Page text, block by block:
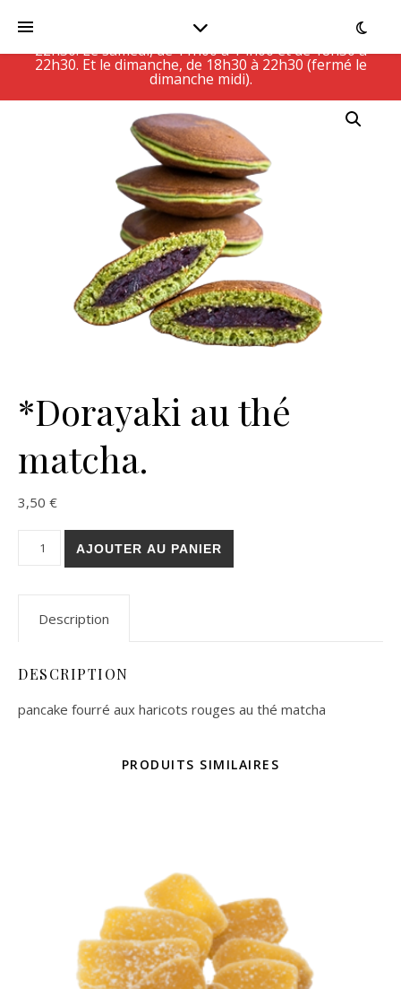
*Dorayaki au thé
matcha.
3,50 €
quantité de *Dorayaki au thé matcha.
AJOUTER AU PANIER
Description
DESCRIPTION
pancake fourré aux haricots rouges au thé matcha
PRODUITS SIMILAIRES
Le Restaurant est actuellement fermé, ouvert Du
lundi au vendredi, de 11h00 à 14h30 et de 18h30 à
22h30. Le samedi, de 11h00 à 14h00 et de 18h30 à
22h30. Et le dimanche, de 18h30 à 22h30 (fermé le
dimanche midi).